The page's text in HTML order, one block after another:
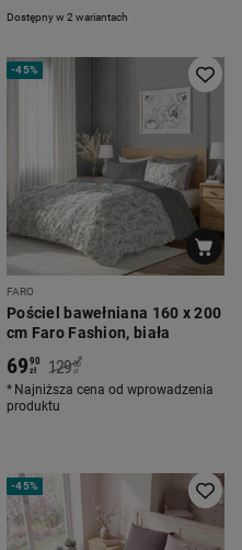
Dostępny w 2 wariantach
-45%
FARO
Pościel bawełniana 160 x 200
cm Faro Fashion, biała
6990
zł 129 00
zł
*
Najniższa cena od wprowadzenia
produktu
-45%